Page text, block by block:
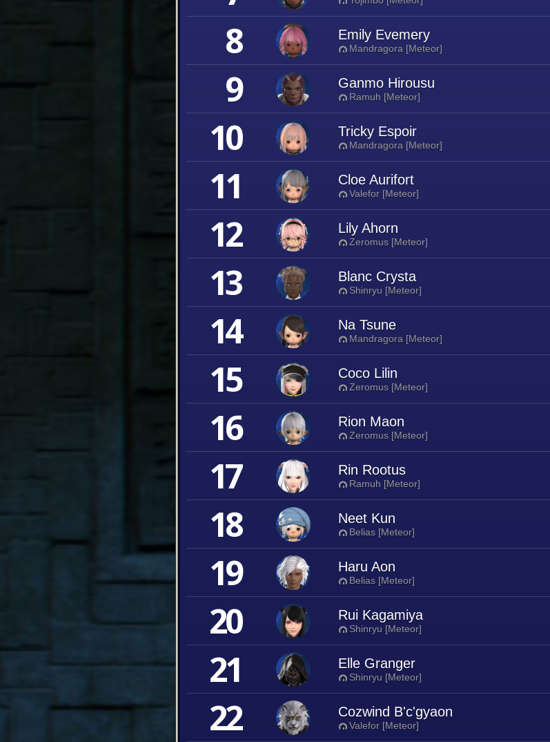
8 Emily Evemery
Mandragora [Meteor]
9 Ganmo Hirousu
Ramuh [Meteor]
10 Tricky Espoir
Mandragora [Meteor]
11 Cloe Aurifort
Valefor [Meteor]
12 Lily Ahorn
Zeromus [Meteor]
13 Blanc Crysta
Shinryu [Meteor]
14 Na Tsune
Mandragora [Meteor]
15 Coco Lilin
Zeromus [Meteor]
16 Rion Maon
Zeromus [Meteor]
17 Rin Rootus
Ramuh [Meteor]
18 Neet Kun
Belias [Meteor]
19 Haru Aon
Belias [Meteor]
20 Rui Kagamiya
Shinryu [Meteor]
21 Elle Granger
Shinryu [Meteor]
22 Cozwind B'c'gyaon
Valefor [Meteor]